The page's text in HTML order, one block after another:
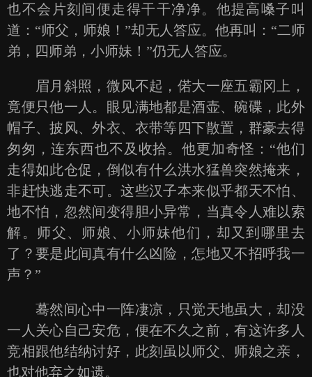
也不会片刻间便走得干干净净。他提高嗓子叫
道：“师父，师娘！”却无人答应。他再叫：“二师
弟，四师弟，小师妹！”仍无人答应。
眉月斜照，微风不起，偌大一座五霸冈上，
竟便只他一人。眼见满地都是酒壶、碗碟，此外
帽子、披风、外衣、衣带等四下散置，群豪去得
匆匆，连东西也不及收拾。他更加奇怪：“他们
走得如此仓促，倒似有什么洪水猛兽突然掩来，
非赶快逃走不可。这些汉子本来似乎都天不怕、
地不怕，忽然间变得胆小异常，当真令人难以索
解。师父、师娘、小师妹他们，却又到哪里去
了？要是此间真有什么凶险，怎地又不招呼我一
声？”
蓦然间心中一阵凄凉，只觉天地虽大，却没
一人关心自己安危，便在不久之前，有这许多人
竞相跟他结纳讨好，此刻虽以师父、师娘之亲，
也对他弃之如遗。